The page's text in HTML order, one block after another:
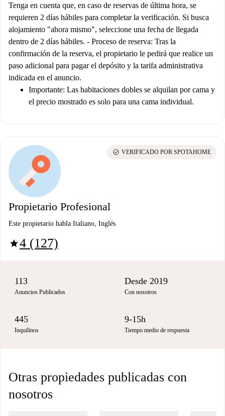
Tenga en cuenta que, en caso de reservas de última hora, se
requieren 2 días hábiles para completar la verificación. Si busca
alojamiento "ahora mismo", seleccione una fecha de llegada
dentro de 2 días hábiles. - Proceso de reserva: Tras la
confirmación de la reserva, el propietario le pedirá que realice un
paso adicional para pagar el depósito y la tarifa administrativa
indicada en el anuncio.
Importante: Las habitaciones dobles se alquilan por cama y
el precio mostrado es solo para una cama individual.
Propietario Profesional
Este propietario habla Italiano, Inglés
star4 (127)
check_circle VERIFICADO POR SPOTAHOME
113
Anuncios Publicados
Desde 2019
Con nosotros
445
Inquilinos
9-15h
Tiempo medio de respuesta
Otras propiedades publicadas con
nosotros